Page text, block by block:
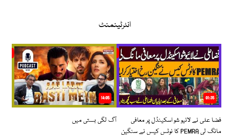
انٹرٹینمنٹ
01:35
فضا علی نے لائیو شو اسکینڈل پر معافی
مانگ لی PEMRA کا نوٹس کیس نے سنگین
14:05
آگ لگی بستی میں